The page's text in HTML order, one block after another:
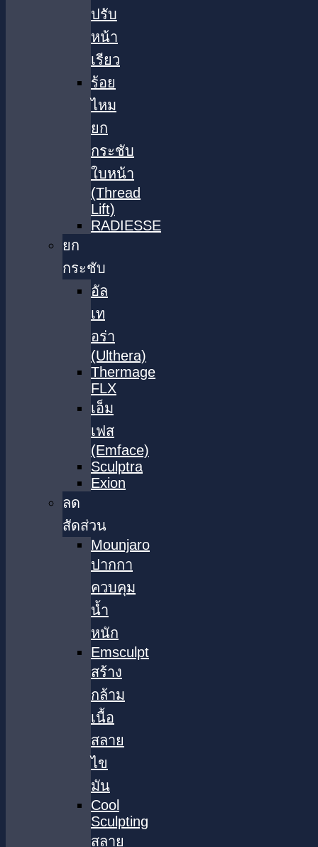
ปรับ
หน้า
เรียว
ร้อย
ไหม
ยก
กระชับ
ใบหน้า
(Thread
Lift)
RADIESSE
ยก
กระชับ
อัล
เท
อร่า
(Ulthera)
Thermage
FLX
เอ็ม
เฟส
(Emface)
Sculptra
Exion
ลด
สัดส่วน
Mounjaro
ปากกา
ควบคุม
น้ำ
หนัก
Emsculpt
สร้าง
กล้าม
เนื้อ
สลาย
ไข
มัน
Cool
Sculpting
สลาย